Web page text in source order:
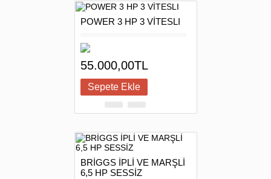
POWER 3 HP 3 VİTESLI
55.000,00TL
BRİGGS İPLİ VE MARŞLİ
6,5 HP SESSİZ